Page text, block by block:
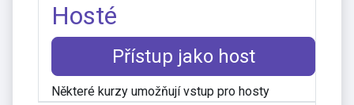
Hosté
Přístup jako host
Některé kurzy umožňují vstup pro hosty